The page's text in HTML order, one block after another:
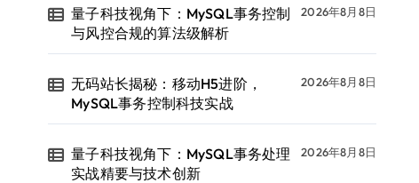
量子科技视角下：MySQL事务控制
与风控合规的算法级解析
2026年8月8日
无码站长揭秘：移动H5进阶，
MySQL事务控制科技实战
2026年8月8日
量子科技视角下：MySQL事务处理
实战精要与技术创新
2026年8月8日